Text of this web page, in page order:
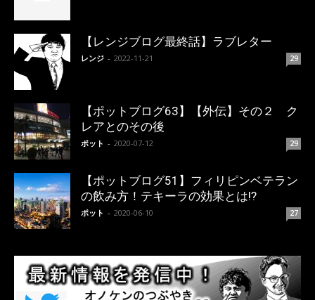
【レンジブログ最終話】ラブレター
レンジ - 2022-11-21 29
【ポットブログ63】【外伝】その２ ク
レアとのその後
ポット - 2020-07-12 29
【ポットブログ51】フィリピンベテラン
の飲み方！テキーラの効果とは!?
ポット - 2020-06-10 27